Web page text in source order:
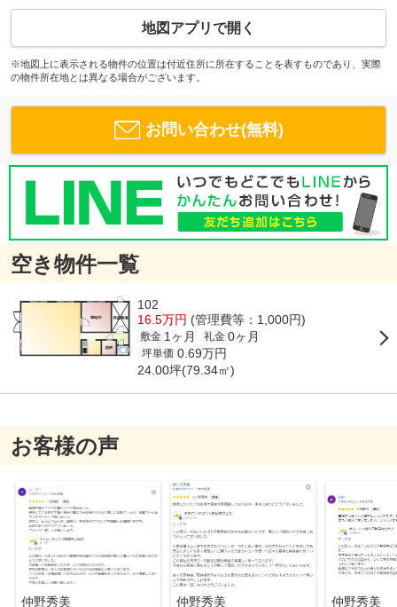
地図アプリで開く
※地図上に表示される物件の位置は付近住所に所在することを表すものであり、実際
の物件所在地とは異なる場合がございます。
お問い合わせ(無料)
空き物件一覧
102
16.5万円 (管理費等：1,000円)
敷金 1ヶ月 礼金 0ヶ月
坪単価 0.69万円
24.00坪(79.34㎡)
お客様の声
仲野秀美 仲野秀美 仲野秀美